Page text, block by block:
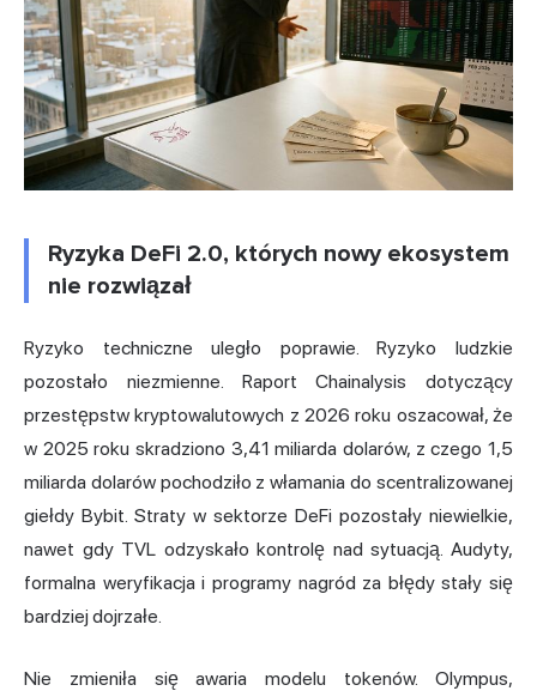
Ryzyka DeFi 2.0, których nowy ekosystem
nie rozwiązał
Ryzyko techniczne uległo poprawie. Ryzyko ludzkie
pozostało niezmienne. Raport Chainalysis dotyczący
przestępstw kryptowalutowych z 2026 roku oszacował, że
w 2025 roku skradziono 3,41 miliarda dolarów, z czego 1,5
miliarda dolarów pochodziło z włamania do scentralizowanej
giełdy Bybit. Straty w sektorze DeFi pozostały niewielkie,
nawet gdy TVL odzyskało kontrolę nad sytuacją. Audyty,
formalna weryfikacja i programy nagród za błędy stały się
bardziej dojrzałe.
Nie zmieniła się awaria modelu tokenów. Olympus,